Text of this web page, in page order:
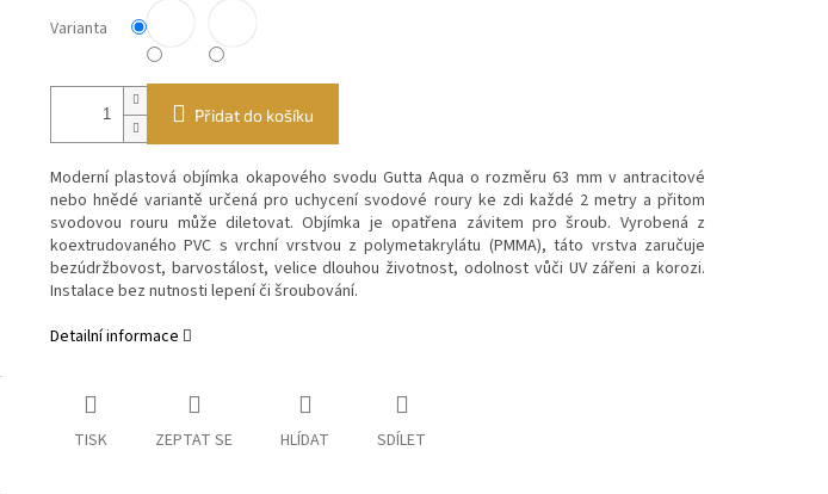
Varianta
Přidat do košíku
Moderní plastová objímka okapového svodu Gutta Aqua o rozměru 63 mm v antracitové
nebo hnědé variantěurčená pro uchycení svodové roury ke zdi každé 2 metry a přitom
svodovou rouru může diletovat. Objímka je opatřena závitem pro šroub. Vyrobená z
koextrudovaného PVC s vrchní vrstvou z polymetakrylátu (PMMA), táto vrstva zaručuje
bezúdržbovost, barvostálost, velice dlouhou životnost, odolnost vůči UV zářeni a korozi.
Instalace bez nutnosti lepení či šroubování.
Detailní informace
TISK ZEPTAT SE HLÍDAT SDÍLET